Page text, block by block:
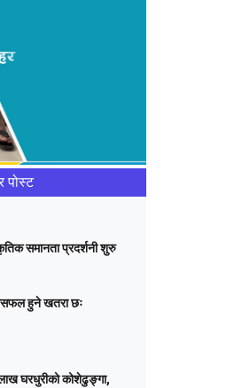
पोस्ट
समानता प्रदर्शनी शुरु
हुने खतरा छः
घरधुरीको कोशेढुङ्गा,